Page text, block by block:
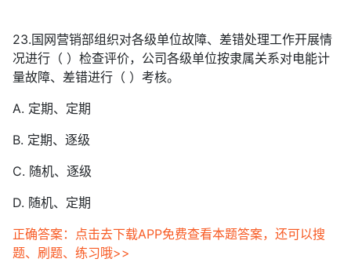
23.国网营销部组织对各级单位故障、差错处理工作开展情
况进行（ ）检查评价，公司各级单位按隶属关系对电能计
量故障、差错进行（ ）考核。
A. 定期、定期
B. 定期、逐级
C. 随机、逐级
D. 随机、定期
正确答案：点击去下载APP免费查看本题答案，还可以搜
题、刷题、练习哦>>